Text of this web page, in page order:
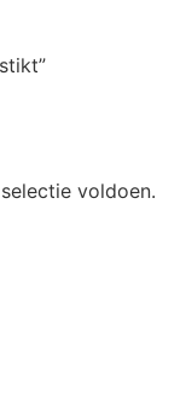
voldoen.